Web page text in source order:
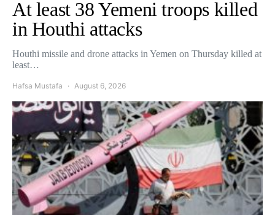
At least 38 Yemeni troops killed
in Houthi attacks
Houthi missile and drone attacks in Yemen on Thursday killed at
least…
Hafsa Mustafa August 6, 2026